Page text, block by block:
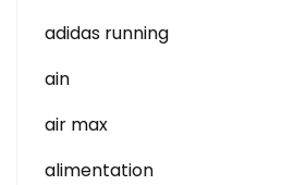
adidas running
ain
air max
alimentation